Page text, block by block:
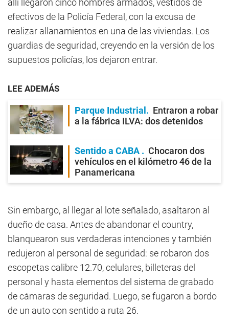
allí llegaron cinco hombres armados, vestidos de
efectivos de la Policía Federal, con la excusa de
realizar allanamientos en una de las viviendas. Los
guardias de seguridad, creyendo en la versión de los
supuestos policías, los dejaron entrar.
LEE ADEMÁS
Parque Industrial
Entraron a robar
a la fábrica ILVA: dos detenidos
Sentido a CABA
Chocaron dos
vehículos en el kilómetro 46 de la
Panamericana
Sin embargo, al llegar al lote señalado, asaltaron al
dueño de casa. Antes de abandonar el country,
blanquearon sus verdaderas intenciones y también
redujeron al personal de seguridad: se robaron dos
escopetas calibre 12.70, celulares, billeteras del
personal y hasta elementos del sistema de grabado
de cámaras de seguridad. Luego, se fugaron a bordo
de un auto con sentido a ruta 26.